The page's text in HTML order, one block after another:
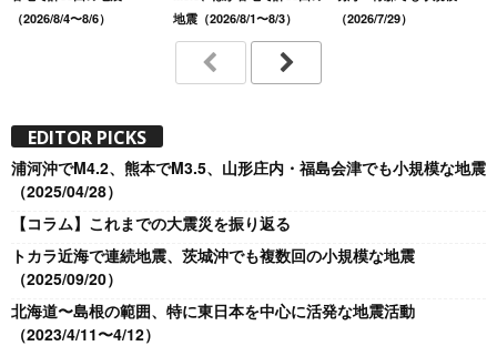
（2026/8/4〜8/6）
地震（2026/8/1〜8/3）
（2026/7/29）
EDITOR PICKS
浦河沖でM4.2、熊本でM3.5、山形庄内・福島会津でも小規模な地震
（2025/04/28）
【コラム】これまでの大震災を振り返る
トカラ近海で連続地震、茨城沖でも複数回の小規模な地震
（2025/09/20）
北海道〜島根の範囲、特に東日本を中心に活発な地震活動
（2023/4/11〜4/12）